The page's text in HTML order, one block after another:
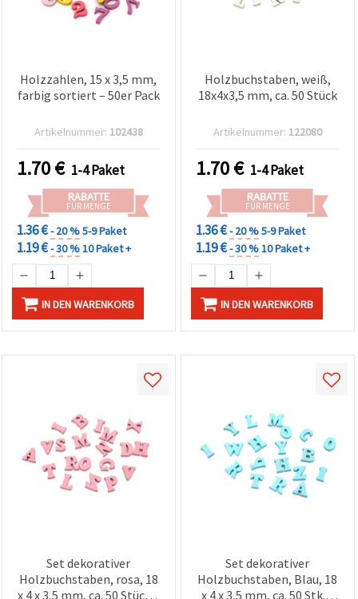
Holzzahlen, 15 x 3,5 mm,
farbig sortiert – 50er Pack
Artikelnummer: 102438
1.70€ 1-4 Paket
RABATTE
FÜR MENGE
1.36 €- 20 %5-9 Paket
1.19 €- 30 %10 Paket +
IN DEN WARENKORB
Holzbuchstaben, weiß,
18x4x3,5 mm, ca. 50 Stück
Artikelnummer: 122080
1.70€ 1-4 Paket
RABATTE
FÜR MENGE
1.36 €- 20 %5-9 Paket
1.19 €- 30 %10 Paket +
IN DEN WARENKORB
Set dekorativer
Holzbuchstaben, rosa, 18
x 4 x 3,5 mm, ca. 50 Stück –
Set dekorativer
Holzbuchstaben, Blau, 18
x 4 x 3,5 mm, ca. 50 Stk. –